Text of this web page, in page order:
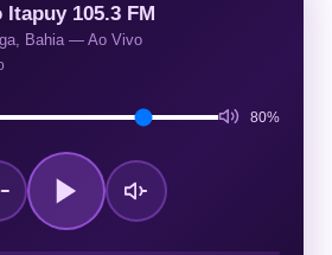
Itapuy 105.3 FM
Bahia — Ao Vivo
80%